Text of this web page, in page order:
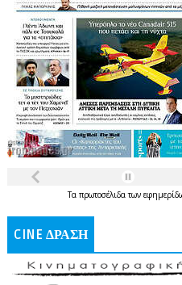
Τα πρωτοσέλιδατων
CINE ΔΡΑΣΗ